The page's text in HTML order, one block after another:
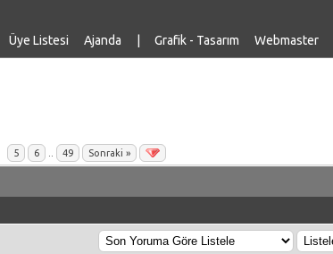
Üye Listesi Ajanda Grafik - Tasarım Webmaster
5 6 49 Sonraki »